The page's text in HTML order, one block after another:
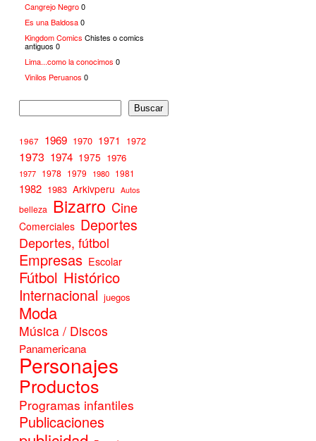
Cangrejo Negro0
Es una Baldosa0
Kingdom Comics Chistes o comics
antiguos 0
Lima...como la conocimos 0
Vinilos Peruanos 0
Buscar
1967 1969 1970 1971 1972
1973 1974 1975 1976
1977 1978 1979 1980 1981
1982 1983 Arkivperu Autos
belleza Bizarro Cine
Comerciales Deportes
Deportes, fútbol
Empresas Escolar
Fútbol Histórico
Internacional juegos
Moda
Música / Discos
Panamericana
Personajes
Productos
Programas infantiles
Publicaciones